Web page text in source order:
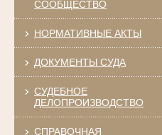
СООБЩЕСТВО
НОРМАТИВНЫЕ АКТЫ
ДОКУМЕНТЫ СУДА
СУДЕБНОЕ
ДЕЛОПРОИЗВОДСТВО
СПРАВОЧНАЯ